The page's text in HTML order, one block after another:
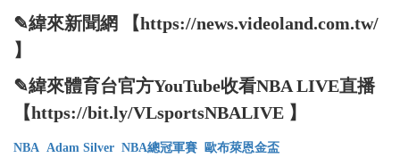
✎緯來新聞網 【https://news.videoland.com.tw/
】
✎緯來體育台官方YouTube收看NBA LIVE直播
【https://bit.ly/VLsportsNBALIVE 】
NBA Adam Silver NBA總冠軍賽 歐布萊恩金盃